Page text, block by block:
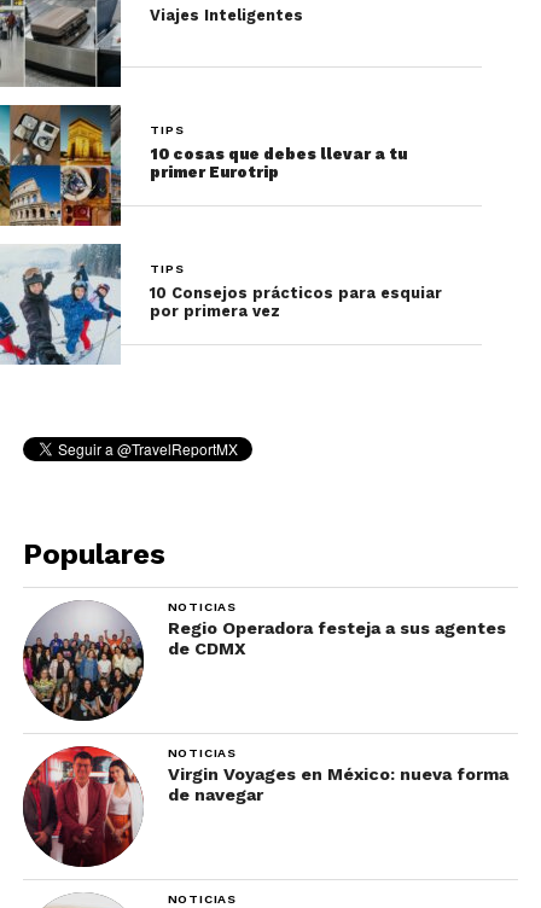
Tu maleta o mochila perfecta será esa con la
que te sientas cómodo y seguro
Consejo fina
l: sin importar si prefieres una maleta
o una mochila, siempre revisa la calidad de los
cierres.
Viajes Inteligentes
TIPS
10 cosas que debes llevar a tu
primer Eurotrip
TIPS
10 Consejos prácticos para esquiar
por primera vez
Populares
NOTICIAS
Regio Operadora festeja a sus agentes
de CDMX
NOTICIAS
Virgin Voyages en México: nueva forma
de navegar
NOTICIAS